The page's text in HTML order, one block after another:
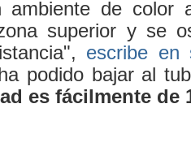
ambiente de color
superior y se
escribe en
podido bajar al
es fácilmente de